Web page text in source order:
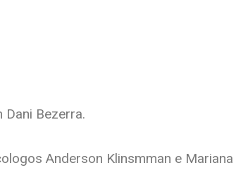
Dani Bezerra.
Anderson Klinsmman e Mariana